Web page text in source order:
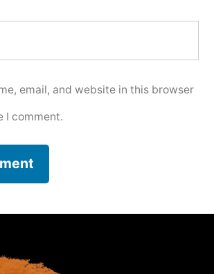
email, and website in this browser
I comment.